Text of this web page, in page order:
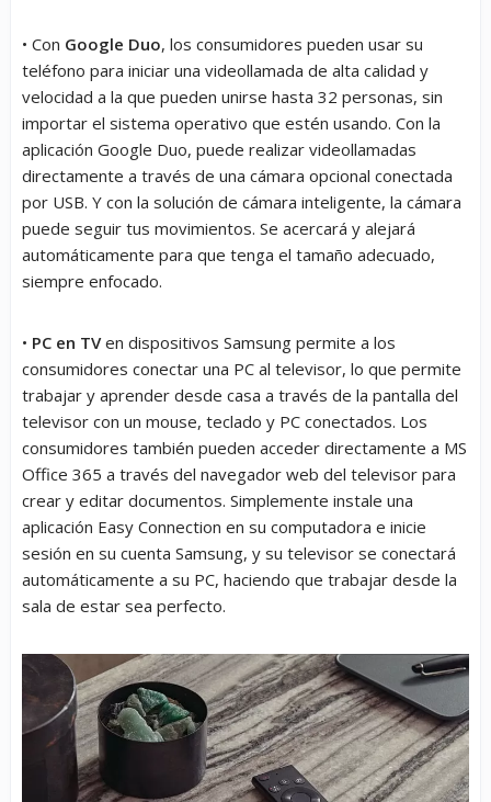
• Con Google Duo, los consumidores pueden usar su
teléfono para iniciar una videollamada de alta calidad y
velocidad a la que pueden unirse hasta 32 personas, sin
importar el sistema operativo que estén usando. Con la
aplicación Google Duo, puede realizar videollamadas
directamente a través de una cámara opcional conectada
por USB. Y con la solución de cámara inteligente, la cámara
puede seguir tus movimientos. Se acercará y alejará
automáticamente para que tenga el tamaño adecuado,
siempre enfocado.
• PC en TVen dispositivos Samsung permite a los
consumidores conectar una PC al televisor, lo que permite
trabajar y aprender desde casa a través de la pantalla del
televisor con un mouse, teclado y PC conectados. Los
consumidores también pueden acceder directamente a MS
Office 365 a través del navegador web del televisor para
crear y editar documentos. Simplemente instale una
aplicación Easy Connection en su computadora e inicie
sesión en su cuenta Samsung, y su televisor se conectará
automáticamente a su PC, haciendo que trabajar desde la
sala de estar sea perfecto.